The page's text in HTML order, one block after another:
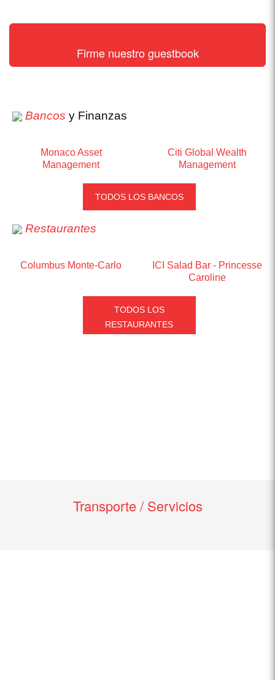
Firme nuestro guestbook
Bancos y Finanzas
Monaco Asset
Management
Citi Global Wealth
Management
TODOS LOS BANCOS
Restaurantes
Columbus Monte-Carlo
ICI Salad Bar - Princesse
Caroline
TODOS LOS
RESTAURANTES
Transporte / Servicios